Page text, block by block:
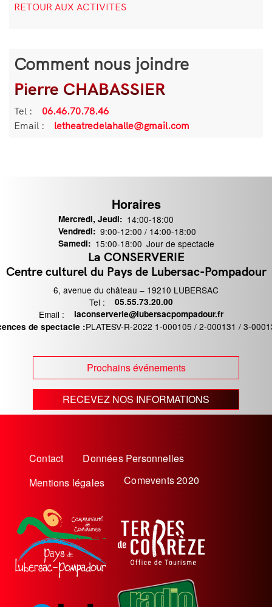
Bloc
RETOUR AUX ACTIVITES
Comment nous joindre
Informations
contact
Pierre CHABASSIER
Tel : Téléphone
06.46.70.78.46
Email :
Email
letheatredelahalle@gmail.com
Horaires
Mercredi, Jeudi: 14:00-18:00
Vendredi: 9:00-12:00 / 14:00-18:00
Samedi: 15:00-18:00 Jour de spectacle
La CONSERVERIE
Centre culturel du Pays de Lubersac-Pompadour
6, avenue du château – 19210 LUBERSAC
Tel :
Téléphone
05.55.73.20.00
Email : Email
laconserverie@lubersacpompadour.fr
de spectacle :PLATESV-R-2022 1-000105 / 2-000131 / 3-
Prochains événements
RECEVEZ NOS INFORMATIONS
Menu
Pied
page
Contact
Données Personnelles
Mentions légales
Comevents 2020